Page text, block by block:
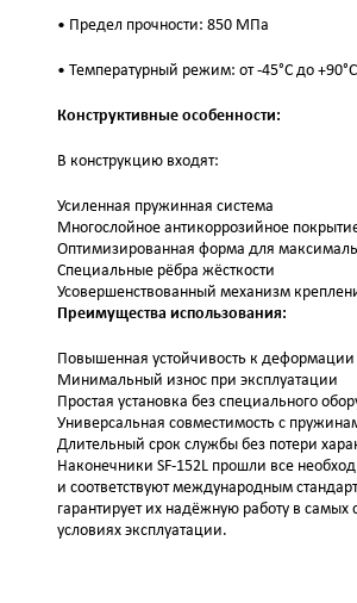
• Предел прочности: 850 МПа
• Температурный режим: от -45°C до +90°C
Конструктивные особенности:
В конструкцию входят:
Усиленная пружинная система
Многослойное антикоррозийное
Оптимизированная форма для
Специальные рёбра жёсткости
Усовершенствованный механизм
Преимущества использования:
Повышенная устойчивость к деформации
Минимальный износ при эксплуатации
Простая установка без специального
Универсальная совместимость с
Длительный срок службы без потери
Наконечники SF-152L прошли все
и соответствуют международным
гарантирует их надёжную работу в самых
условиях эксплуатации.